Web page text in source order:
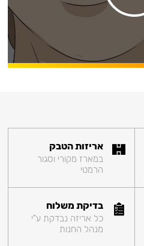
אריזות הטבק
במארז מקורי וסגור
הרמטי
בדיקת משלוח
כל אריזה נבדקת ע"י
מנהל החנות